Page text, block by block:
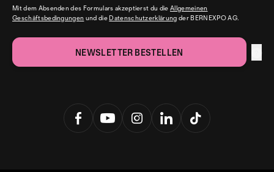
Mit dem Absenden des Formulars akzeptierst du dieAllgemeinen
Geschäftsbedingungen und die Datenschutzerklärung der BERNEXPO AG.